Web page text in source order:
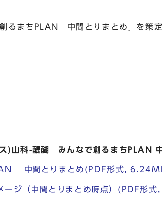
まちPLAN 中間とりまとめ」を策定
)山科-醍醐 みんなで創るまちPLAN
中間とりまとめ(PDF形式,
ージ（中間とりまとめ時点）(PDF形